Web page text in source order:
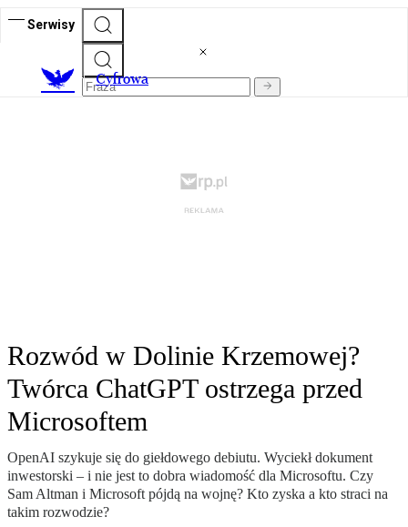
Serwisy
Cyfrowa
Rozwód w Dolinie Krzemowej?
Twórca ChatGPT ostrzega przed
Microsoftem
OpenAI szykuje się do giełdowego debiutu. Wyciekł dokument
inwestorski – i nie jest to dobra wiadomość dla Microsoftu. Czy
Sam Altman i Microsoft pójdą na wojnę? Kto zyska a kto straci na
takim rozwodzie?